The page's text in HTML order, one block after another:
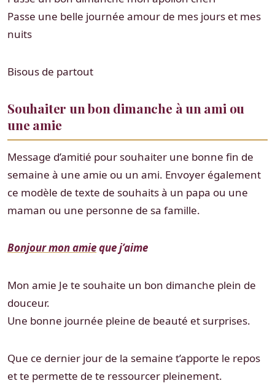
Passe une belle journée amour de mes jours et mes
nuits
Bisous de partout
Souhaiter un bon dimanche à un ami ou
une amie
Message d’amitié pour souhaiter une bonne fin de
semaine à une amie ou un ami. Envoyer également
ce modèle de texte de souhaits à un papa ou une
maman ou une personne de sa famille.
Bonjour mon amieque j’aime
Mon amie Je te souhaite un bon dimanche plein de
douceur.
Une bonne journée pleine de beauté et surprises.
Que ce dernier jour de la semaine t’apporte le repos
et te permette de te ressourcer pleinement.